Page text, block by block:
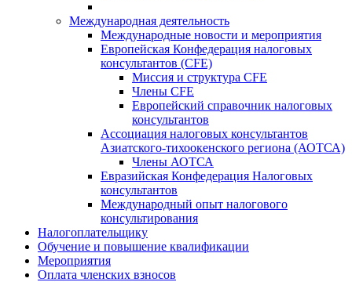
Международная деятельность
Международные новости и мероприятия
Европейская Конфедерация налоговых
консультантов (CFE)
Миссия и структура CFE
Члены CFE
Европейский справочник налоговых
консультантов
Ассоциация налоговых консультантов
Азиатского-тихоокенского региона (АОТСА)
Члены АОТСА
Евразийская Конфедерация Налоговых
консультантов
Международный опыт налогового
консультирования
Налогоплательщику
Обучение и повышение квалификации
Мероприятия
Оплата членских взносов